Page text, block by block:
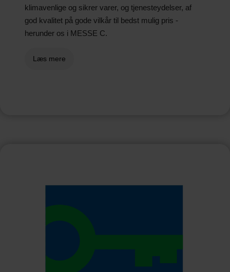
klimavenlige og sikrer varer, og tjenesteydelser, af
god kvalitet på gode vilkår til bedst mulig pris -
herunder os i MESSE C.
Læs mere